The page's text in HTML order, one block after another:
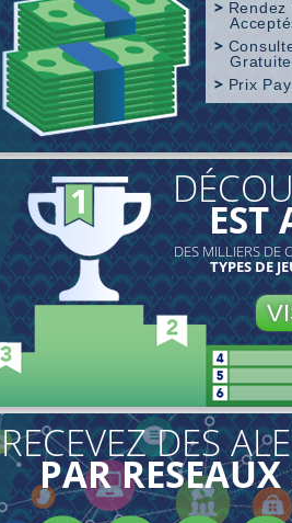
Gratuite
Prix
EST
DES MILLIERS DE
TYPES DE
RECEVEZ DES
PAR
Couverture de SharkScope